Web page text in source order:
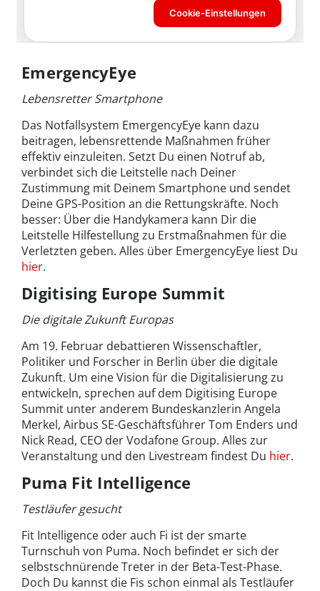
EmergencyEye
Lebensretter Smartphone
Das Notfallsystem EmergencyEye kann dazu
beitragen, lebensrettende Maßnahmen früher
effektiv einzuleiten. Setzt Du einen Notruf ab,
verbindet sich die Leitstelle nach Deiner
Zustimmung mit Deinem Smartphone und sendet
Deine GPS-Position an die Rettungskräfte. Noch
besser: Über die Handykamera kann Dir die
Leitstelle Hilfestellung zu Erstmaßnahmen für die
Verletzten geben. Alles über EmergencyEye liest Du
hier.
Digitising Europe Summit
Die digitale Zukunft Europas
Am 19. Februar debattieren Wissenschaftler,
Politiker und Forscher in Berlin über die digitale
Zukunft. Um eine Vision für die Digitalisierung zu
entwickeln, sprechen auf dem Digitising Europe
Summit unter anderem Bundeskanzlerin Angela
Merkel, Airbus SE-Geschäftsführer Tom Enders und
Nick Read, CEO der Vodafone Group. Alles zur
Veranstaltung und den Livestream findest Du hier.
Puma Fit Intelligence
Testläufer gesucht
Fit Intelligence oder auch Fi ist der smarte
Turnschuh von Puma. Noch befindet er sich der
selbstschnürende Treter in der Beta-Test-Phase.
Doch Du kannst die Fis schon einmal als Testläufer